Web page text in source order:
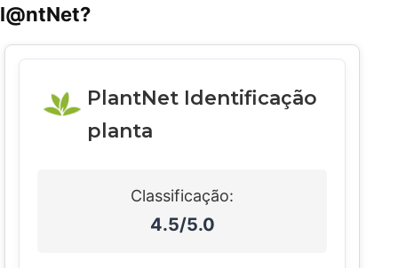
PlantNet Identificação
planta
Classificação:
4.5/5.0